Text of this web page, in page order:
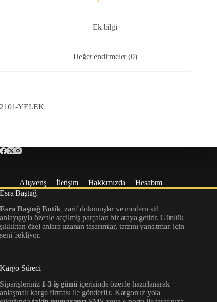
Ek bilgi
Değerlendirmeler (0)
2101-YELEK
Alışveriş İletişim Hakkımızda
Hesabım
Esra Baştuğ
Esra Baştuğ Butik, zarif dokunuşlar ve modern stil
anlayışıyla özenle seçilmiş parçaları bir araya getirir. Günlük
şıklıktan özel anlara uzanan tasarımlar, tarzını yansıtman için
seni bekliyor.
Kargo Süreci
Siparişleriniz 1-3 iş günü içerisinde özenle hazırlanarak
anlaşmalı kargo firması ile gönderilir. Kargonuz yola